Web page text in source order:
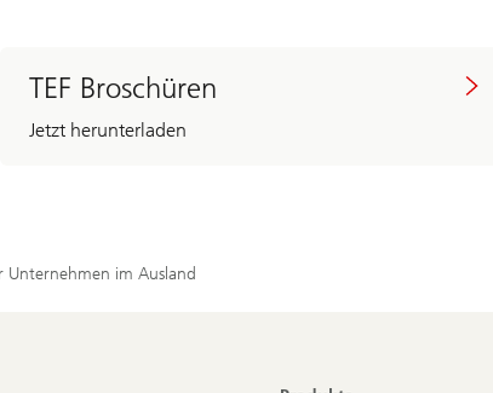
TEF Broschüren
Jetzt herunterladen
Unternehmen im Ausland